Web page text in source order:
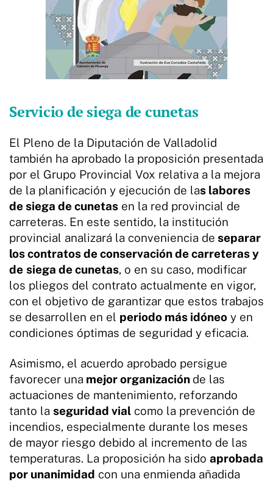
Servicio de siega de cunetas
El Pleno de la Diputación de Valladolid
también ha aprobado la proposición presentada
por el Grupo Provincial Vox relativa a la mejora
de la planificación y ejecución de las labores
de siega de cunetas en la red provincial de
carreteras. En este sentido, la institución
provincial analizará la conveniencia de separar
los contratos de conservación de carreteras y
de siega de cunetas, o en su caso, modificar
los pliegos del contrato actualmente en vigor,
con el objetivo de garantizar que estos trabajos
se desarrollen en el periodo más idóneo y en
condiciones óptimas de seguridad y eficacia.
Asimismo, el acuerdo aprobado persigue
favorecer una mejor organización de las
actuaciones de mantenimiento, reforzando
tanto la seguridad vial como la prevención de
incendios, especialmente durante los meses
de mayor riesgo debido al incremento de las
temperaturas. La proposición ha sido aprobada
por unanimidad con una enmienda añadida